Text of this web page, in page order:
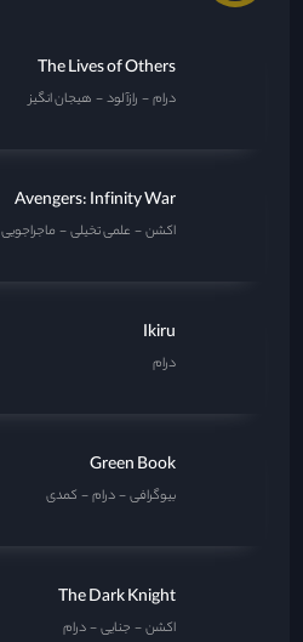
The Lives of Others
درام رازآلود هیجان انگیز
Avengers: Infinity War
اکشن علمی تخیلی ماجراجویی
Ikiru
درام
Green Book
بیوگرافی درام کمدی
The Dark Knight
اکشن جنایی درام